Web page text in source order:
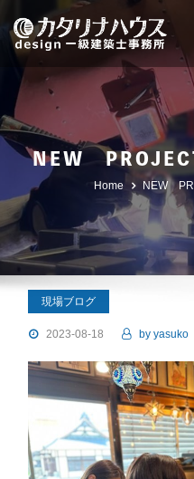
content
NEW
Home NEW
現場ブログ
2023-08-18 by yasuko